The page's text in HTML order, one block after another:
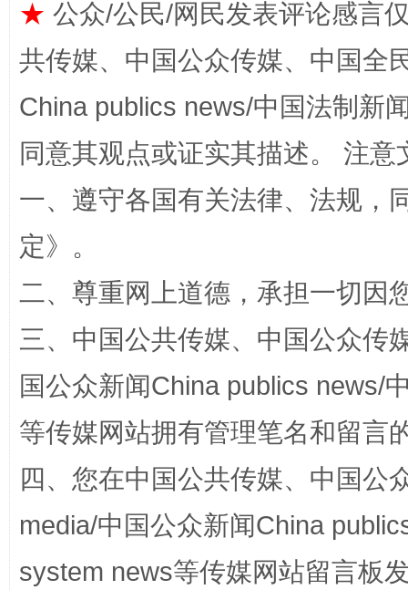
扯下公款旅游的“隐身衣” 如何以
“蜀中异人”王建安的艺术幻境
完善运行机制助力责任有效落实 一纸欠
★ 公众/公民/网民发表评论感言
共传媒、中国公众传媒、中国全
China publics news/中国法制新
同意其观点或证实其描述。 注
一、遵守各国有关法律、法规，
定》。
二、尊重网上道德，承担一切因
三、中国公共传媒、中国公众传
国公众新闻China publics news/
等传媒网站拥有管理笔名和留言
四、您在中国公共传媒、中国公
media/中国公众新闻China
system news等传媒网站留言板